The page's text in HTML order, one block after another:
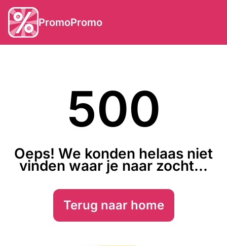
PromoPromo
500
Oeps! We konden helaas niet
vinden waar je naar zocht...
Terug naar home